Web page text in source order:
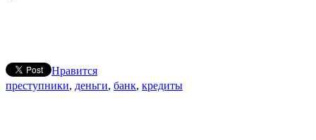
Нравится
преступники, деньги, банк, кредиты